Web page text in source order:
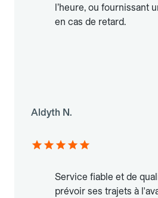
l’heure, ou fournissant
en cas de retard.
Aldyth N.
Service fiable et de
prévoir ses trajets à